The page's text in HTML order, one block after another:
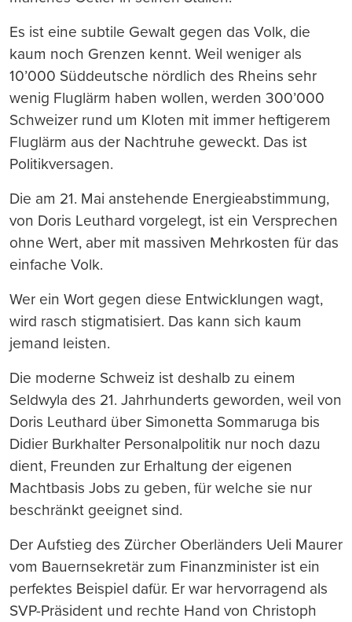
Es ist eine subtile Gewalt gegen das Volk, die
kaum noch Grenzen kennt. Weil weniger als
10’000 Süddeutsche nördlich des Rheins sehr
wenig Fluglärm haben wollen, werden 300’000
Schweizer rund um Kloten mit immer heftigerem
Fluglärm aus der Nachtruhe geweckt. Das ist
Politikversagen.
Die am 21. Mai anstehende Energieabstimmung,
von Doris Leuthard vorgelegt, ist ein Versprechen
ohne Wert, aber mit massiven Mehrkosten für das
einfache Volk.
Wer ein Wort gegen diese Entwicklungen wagt,
wird rasch stigmatisiert. Das kann sich kaum
jemand leisten.
Die moderne Schweiz ist deshalb zu einem
Seldwyla des 21. Jahrhunderts geworden, weil von
Doris Leuthard über Simonetta Sommaruga bis
Didier Burkhalter Personalpolitik nur noch dazu
dient, Freunden zur Erhaltung der eigenen
Machtbasis Jobs zu geben, für welche sie nur
beschränkt geeignet sind.
Der Aufstieg des Zürcher Oberländers Ueli Maurer
vom Bauernsekretär zum Finanzminister ist ein
perfektes Beispiel dafür. Er war hervorragend als
SVP-Präsident und rechte Hand von Christoph